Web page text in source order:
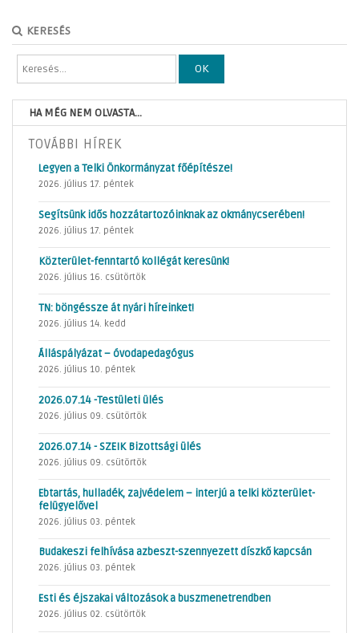
KERESÉS
OK
HA MÉG NEM OLVASTA...
TOVÁBBI HÍREK
Legyen a Telki Önkormányzat főépítésze!
2026. július 17. péntek
Segítsünk idős hozzátartozóinknak az okmánycserében!
2026. július 17. péntek
Közterület-fenntartó kollégát keresünk!
2026. július 16. csütörtök
TN: böngéssze át nyári híreinket!
2026. július 14. kedd
Álláspályázat – óvodapedagógus
2026. július 10. péntek
2026.07.14 -Testületi ülés
2026. július 09. csütörtök
2026.07.14 - SZEIK Bizottsági ülés
2026. július 09. csütörtök
Ebtartás, hulladék, zajvédelem – interjú a telki közterület-
felügyelővel
2026. július 03. péntek
Budakeszi felhívása azbeszt-szennyezett díszkő kapcsán
2026. július 03. péntek
Esti és éjszakai változások a buszmenetrendben
2026. július 02. csütörtök